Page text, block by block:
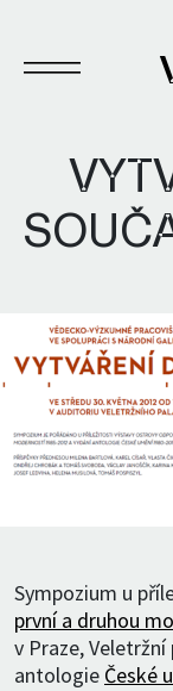
Sešit
Archivy
VVP
Sympozium u
první a druhou
v Praze, Veletržní
antologie České